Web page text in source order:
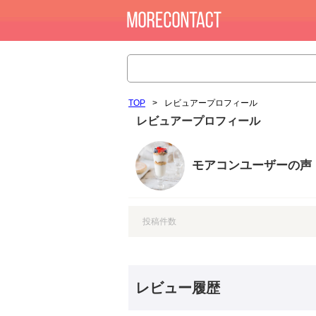
TOP > レビュアープロフィール
レビュアープロフィール
モアコンユーザーの声
投稿件数
レビュー履歴